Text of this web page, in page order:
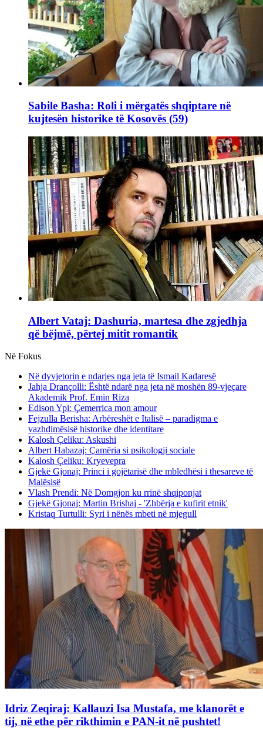
Sabile Basha: Roli i mërgatës shqiptare në
kujtesën historike të Kosovës (59)
Albert Vataj: Dashuria, martesa dhe zgjedhja
që bëjmë, përtej mitit romantik
Në Fokus
Në dyvjetorin e ndarjes nga jeta të Ismail Kadaresë
Jahja Drançolli: Është ndarë nga jeta në moshën 89-vjeçare
Akademik Prof. Emin Riza
Edison Ypi: Çemerrica mon amour
Fejzulla Berisha: Arbëreshët e Italisë – paradigma e
vazhdimësisë historike dhe identitare
Kalosh Çeliku: Askushi
Albert Habazaj: Çamëria si psikologji sociale
Kalosh Çeliku: Kryevepra
Gjekë Gjonaj: Princi i gojëtarisë dhe mbledhësi i thesareve të
Malësisë
Vlash Prendi: Në Domgjon ku rrinë shqiponjat
Gjekë Gjonaj: Martin Brishaj - 'Zhbërja e kufirit etnik'
Kristaq Turtulli: Syri i nënës mbeti në mjegull
Idriz Zeqiraj: Kallauzi Isa Mustafa, me klanorët e
tij, në ethe për rikthimin e PAN-it në pushtet!